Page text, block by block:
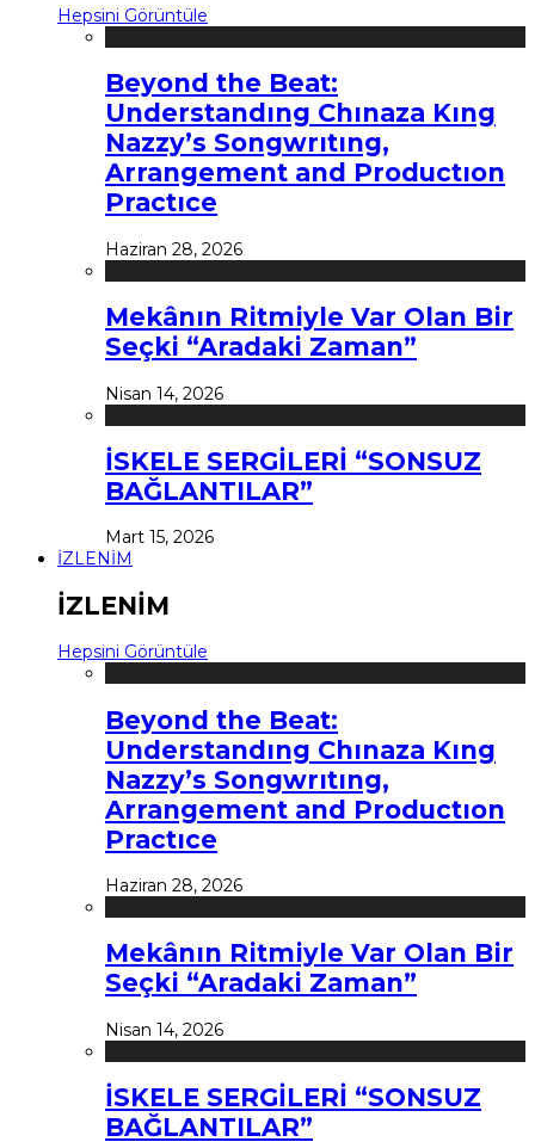
Hepsini Görüntüle
Beyond the Beat:
Understandıng Chınaza Kıng
Nazzy’s Songwrıtıng,
Arrangement and Productıon
Practıce
Haziran 28, 2026
Mekânın Ritmiyle Var Olan Bir
Seçki “Aradaki Zaman”
Nisan 14, 2026
İSKELE SERGİLERİ “SONSUZ
BAĞLANTILAR”
Mart 15, 2026
İZLENİM
İZLENİM
Hepsini Görüntüle
Beyond the Beat:
Understandıng Chınaza Kıng
Nazzy’s Songwrıtıng,
Arrangement and Productıon
Practıce
Haziran 28, 2026
Mekânın Ritmiyle Var Olan Bir
Seçki “Aradaki Zaman”
Nisan 14, 2026
İSKELE SERGİLERİ “SONSUZ
BAĞLANTILAR”